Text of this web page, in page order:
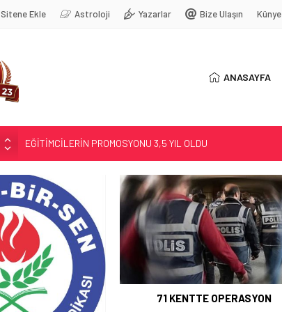
Sitene Ekle Astroloji Yazarlar Bize Ulaşın Künye
ANASAYFA
71 KENTTE OPERASYON
TÜRK DÜNYASI BAŞKENTLERİ
GÜNEŞ; 12 AĞUSTOS’TA TUTULACAK…
SOSYAL MEDYANIN KÜÇÜK YAŞ BAĞIMLILIĞI
EĞİTİMCİLERİN PROMOSYONU 3,5 YIL OLDU
71 KENTTE OPERASYON